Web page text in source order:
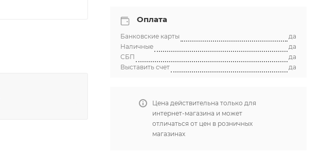
Оплата
Банковские карты
да
Наличные
да
СБП
да
Выставить счет
да
Цена действительна только для
интернет-магазина и может
отличаться от цен в розничных
магазинах